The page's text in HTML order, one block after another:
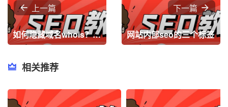
上一篇
如何隐藏域名whois？whois是什么意思,域名whois信息隐藏步骤
下一篇
网站内部seo的三个标签
相关推荐